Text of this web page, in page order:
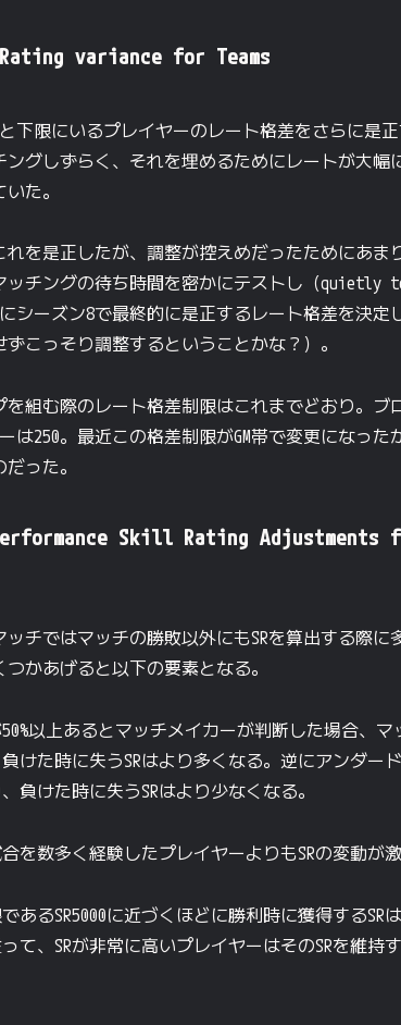
variance for Teams
下限にいるプレイヤーのレート格差をさらに是
グしずらく、それを埋めるためにレートが大幅
た。
を是正したが、調整が控えめだったためにあま
ッチングの待ち時間を密かにテストし（quietly
シーズン8で最終的に是正するレート格差を決定
こっそり調整するということかな？）。
組む際のレート格差制限はこれまでどおり。ブ
は250。最近この格差制限がGM帯で変更になっ
った。
Skill Rating Adjustments
チではマッチの勝敗以外にもSRを算出する際
かあげると以下の要素となる。
以上あるとマッチメイカーが判断した場合、
けた時に失うSRはより多くなる。逆にアンダー
負けた時に失うSRはより少なくなる。
を数多く経験したプレイヤーよりもSRの変動が激
あるSR5000に近づくほどに勝利時に獲得するSR
て、SRが非常に高いプレイヤーはそのSRを維持